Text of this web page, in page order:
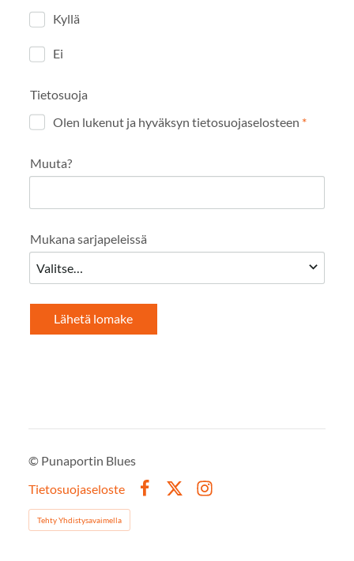
Kyllä
Ei
Tietosuoja
Olen lukenut ja hyväksyn tietosuojaselosteen *
Muuta?
Mukana sarjapeleissä
Lähetä lomake
© Punaportin Blues
Tietosuojaseloste
Tehty Yhdistysavaimella